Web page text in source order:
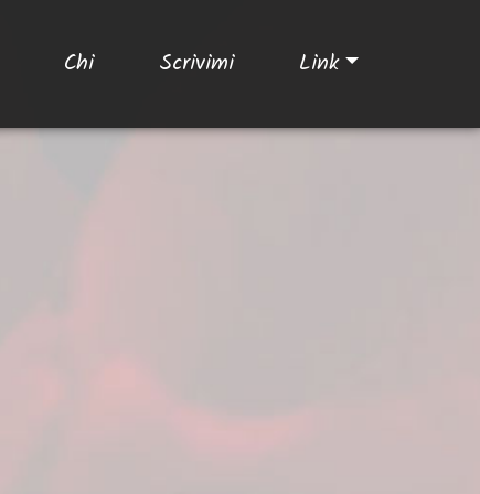
Chi Scrivimi Link